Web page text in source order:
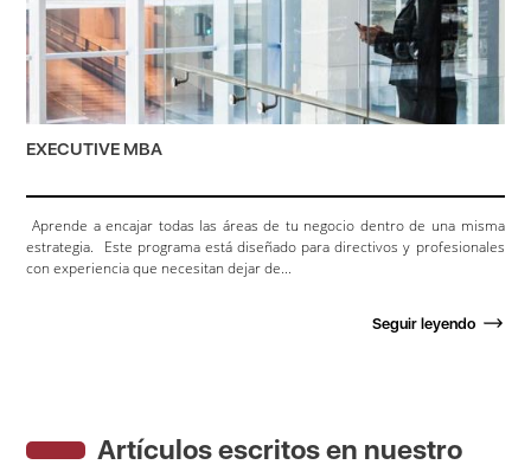
EXECUTIVE MBA
Aprende a encajar todas las áreas de tu negocio dentro de una misma
estrategia. Este programa está diseñado para directivos y profesionales
con experiencia que necesitan dejar de...
Seguir leyendo
Artículos escritos en nuestro